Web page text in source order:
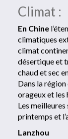
Climat :
En Chine
climatiques
climat
désertique et
chaud et sec
Dans la
orageux et les
Les
printemps et
Lanzhou